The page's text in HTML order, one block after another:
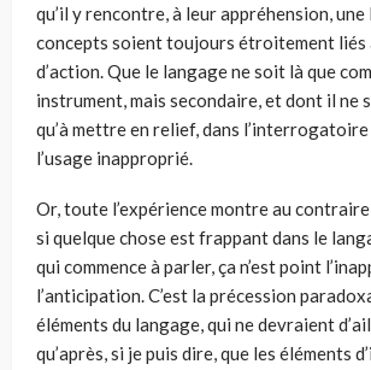
qu’il y rencontre, à leur appréhension, une
concepts soient toujours étroitement liés
d’action. Que le langage ne soit là que
instrument, mais secondaire, et dont il ne
qu’à mettre en relief, dans l’interrogatoire
l’usage inapproprié.
Or, toute l’expérience montre au
si quelque chose est frappant dans le
qui commence à parler, ça n’est point
l’anticipation. C’est la précession
éléments du langage, qui ne devraient
qu’après, si je puis dire, que les éléments